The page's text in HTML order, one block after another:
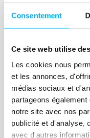
Consentement
Ce site web utilise
Les cookies nous
et les annonces,
médias sociaux et
partageons
notre site avec nos
publicité et d'analyse,
avec d'autres
Article
"The Covid
20 janvier 2021
While the
many
expectations
with regard to
them to